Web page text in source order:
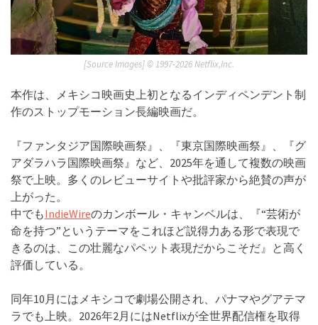
[Source Images] ©︎ 1997-2026 Netflix,Inc.
本作は、メキシコ映画史上初となるインディペンデント制
作のストップモーション長編映画だ。
『ファンタジア国際映画祭』、『東京国際映画祭』、『グ
アダラハラ国際映画祭』など、2025年を通して複数の映画
祭で上映。多くのレビューサイトや批評家から絶賛の声が
上がった。
中でもIndieWireのカンボール・キャンベルは、『“芸術が
命を持つ”というテーマをこれほど説得力ある形で表現で
きるのは、この壮麗なパペット表現だからこそだ』と高く
評価している。
同年10月にはメキシコで劇場公開され、パナマやグアテマ
ラでも上映。2026年2月にはNetflixが全世界配信権を取得